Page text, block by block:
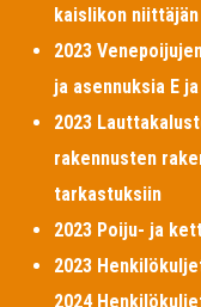
kaislikon
2023
ja asennuksia E
2023
rakennusten
tarkastuksiin
2023 Poiju- ja
2023
2024